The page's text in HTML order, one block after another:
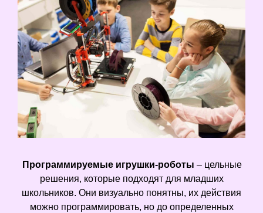
Программируемые игрушки-роботы – цельные
решения, которые подходят для младших
школьников. Они визуально понятны, их действия
можно программировать, но до определенных